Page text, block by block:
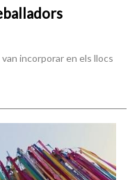
incorporar en els llocs